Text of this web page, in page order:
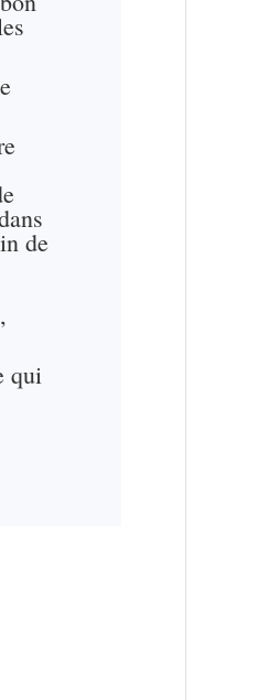
de
qui